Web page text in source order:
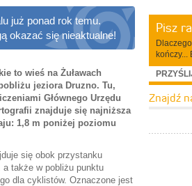
już ponad rok temu.
okazać się nieaktualne!
to wieś na Żuławach
jeziora Druzno. Tu,
Głównego Urzędu
znajduje się najniższa
1,8 m poniżej poziomu
się obok przystanku
a także w pobliżu punktu
dla cyklistów. Oznaczone jest
Pisz
kończy...
Znajdź